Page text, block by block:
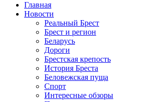
Главная
Новости
Реальный Брест
Брест и регион
Беларусь
Дороги
Брестская крепость
История Бреста
Беловежская пуща
Спорт
Интересные обзоры